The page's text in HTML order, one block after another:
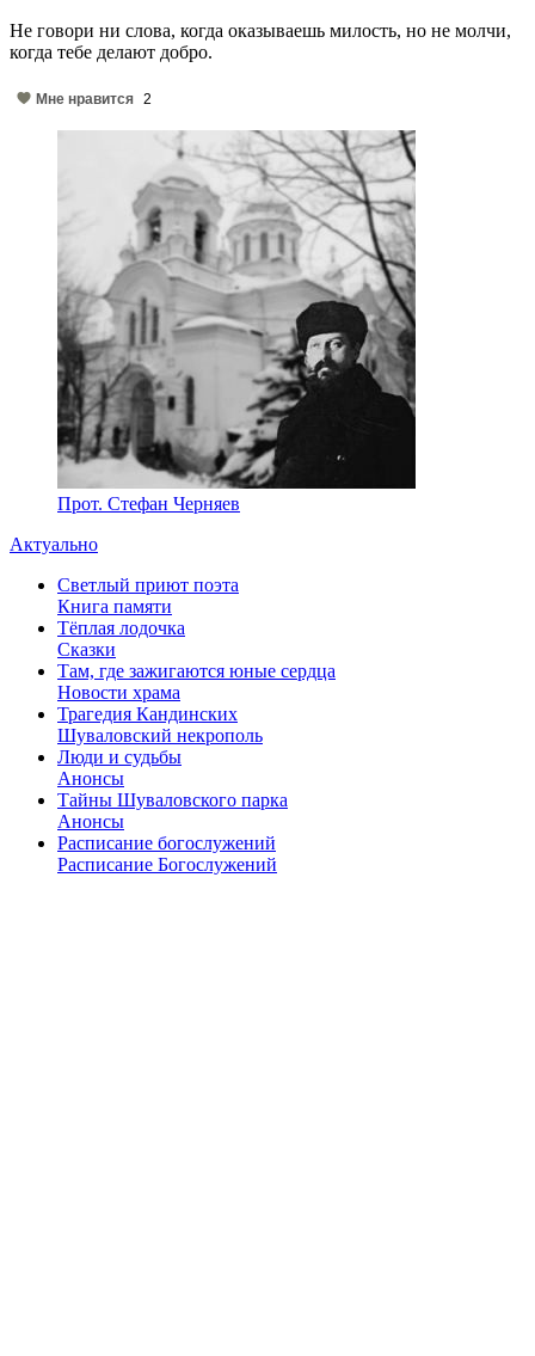
Не говори ни слова, когда оказываешь милость, но не молчи,
когда тебе делают добро.
Мне нравится 2
Прот. Стефан Черняев
Актуально
Светлый приют поэта
Книга памяти
Тёплая лодочка
Сказки
Там, где зажигаются юные сердца
Новости храма
Трагедия Кандинских
Шуваловский некрополь
Люди и судьбы
Анонсы
Тайны Шуваловского парка
Анонсы
Расписание богослужений
Расписание Богослужений